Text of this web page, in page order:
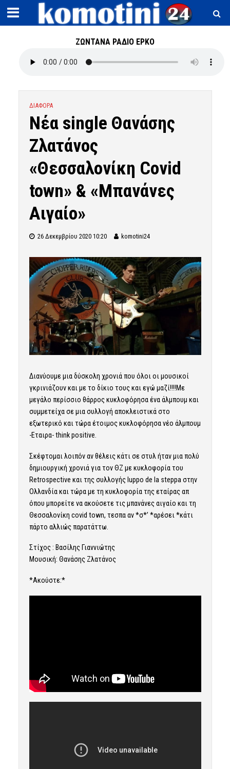
ΖΩΝΤΑΝΑ ΡΑΔΙΟ ΕΡΚΟ
ΔΙΑΦΟΡΑ
Νέα single Θανάσης
Ζλατάνος
«Θεσσαλονίκη Covid
town» & «Μπανάνες
Αιγαίο»
26 Δεκεμβρίου 2020 10:20 komotini24
Διανύουμε μια δύσκολη χρονιά που όλοι οι μουσικοί
γκρινιάζουν και με το δίκιο τους και εγώ μαζί!!!!Με
μεγάλο περίσσιο θάρρος κυκλοφόρησα ένα άλμπουμ και
συμμετείχα σε μια συλλογή αποκλειστικά στο
εξωτερικό και τώρα έτοιμος κυκλοφόρησα νέο άλμπουμ
-Εταιρα- think positive.
Σκέφτομαι λοιπόν αν θέλεις κάτι σε στυλ ήταν μια πολύ
δημιουργική χρονιά για τον ΘΖ με κυκλοφορία του
Retrospective και της συλλογής luppo de la steppa στην
Ολλανδία και τώρα με τη κυκλοφορία της εταίρας απ
όπου μπορείτε να ακούσετε τις μπανάνες αιγαίο και τη
Θεσσαλονίκη covid town, τεσπα αν *σ*’ *αρέσει *κάτι
πάρτο αλλιώς παρατάττω.
Στίχος : Bασίλης Γιαννιώτης
Μουσική: Θανάσης Ζλατάνος
*Ακούστε:*